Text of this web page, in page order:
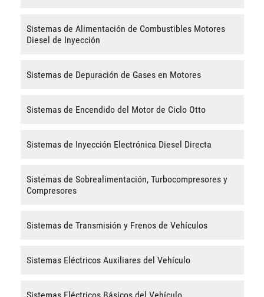
Sistemas de Alimentación de Combustibles Motores
Diesel de Inyección
Sistemas de Depuración de Gases en Motores
Sistemas de Encendido del Motor de Ciclo Otto
Sistemas de Inyección Electrónica Diesel Directa
Sistemas de Sobrealimentación, Turbocompresores y
Compresores
Sistemas de Transmisión y Frenos de Vehículos
Sistemas Eléctricos Auxiliares del Vehículo